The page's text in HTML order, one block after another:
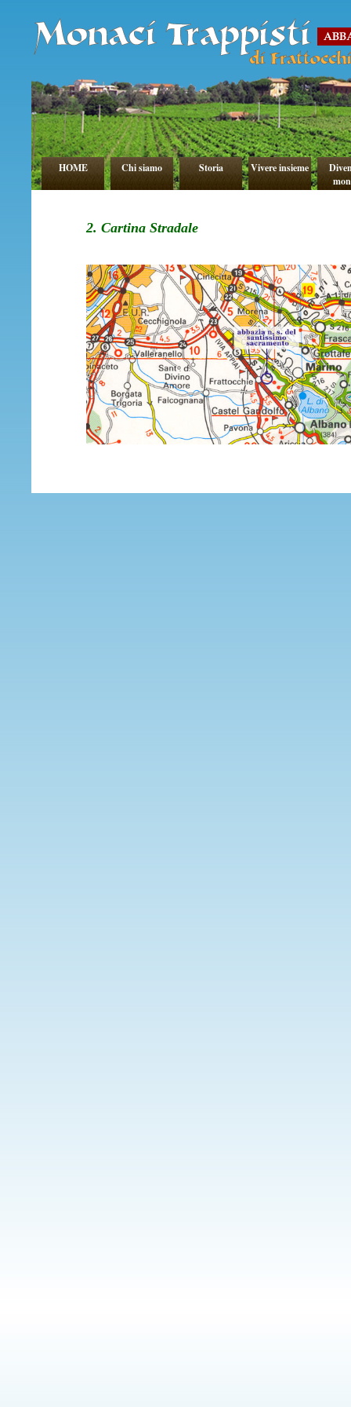
HOME Chi siamo Storia Vivere insieme
2. Cartina Stradale